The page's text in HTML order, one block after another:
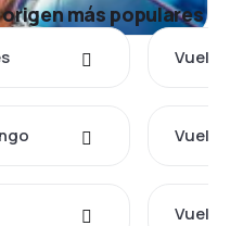
más populares